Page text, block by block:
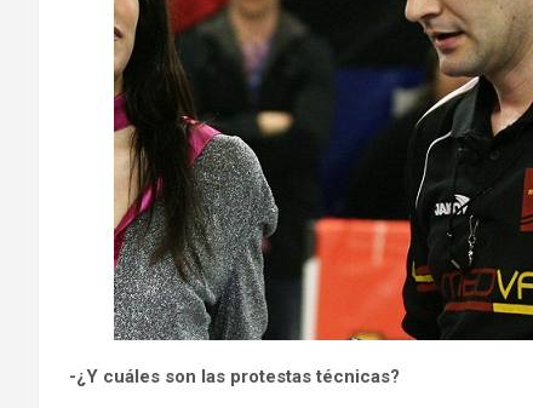
-¿Y cuáles son las protestas técnicas?